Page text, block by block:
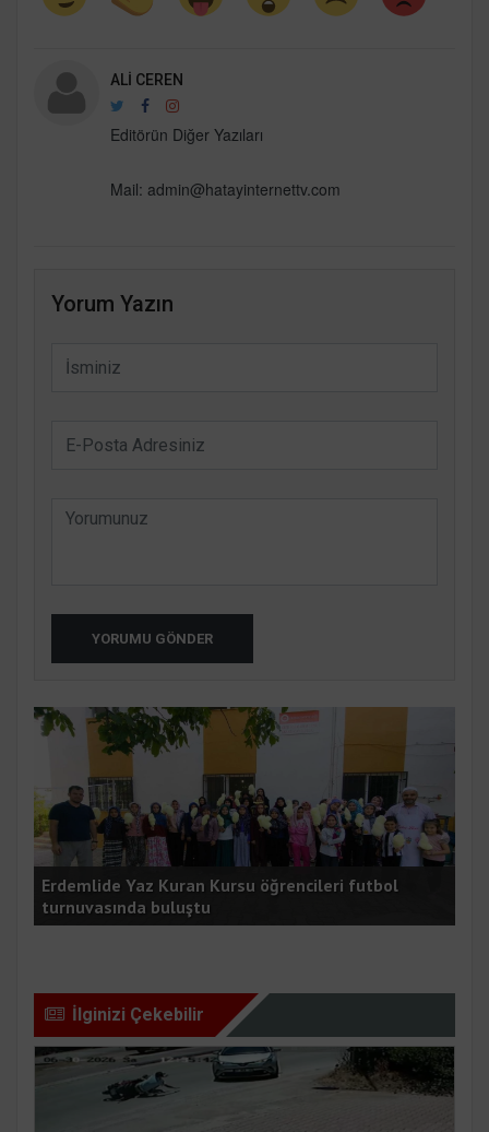
ALI CEREN
Editörün Diğer Yazıları
Mail: admin@hatayinternettv.com
Yorum Yazın
YORUMU GÖNDER
Erdemlide Yaz Kuran Kursu öğrencileri futbol
turnuvasında buluştu
İlginizi Çekebilir